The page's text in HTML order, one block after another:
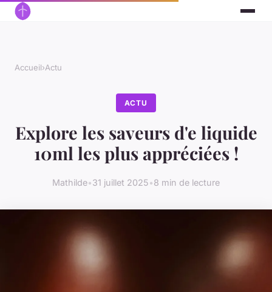
Accueil›Actu
ACTU
Explore les saveurs d'e liquide
10ml les plus appréciées !
Mathilde•31 juillet 2025•8 min de lecture